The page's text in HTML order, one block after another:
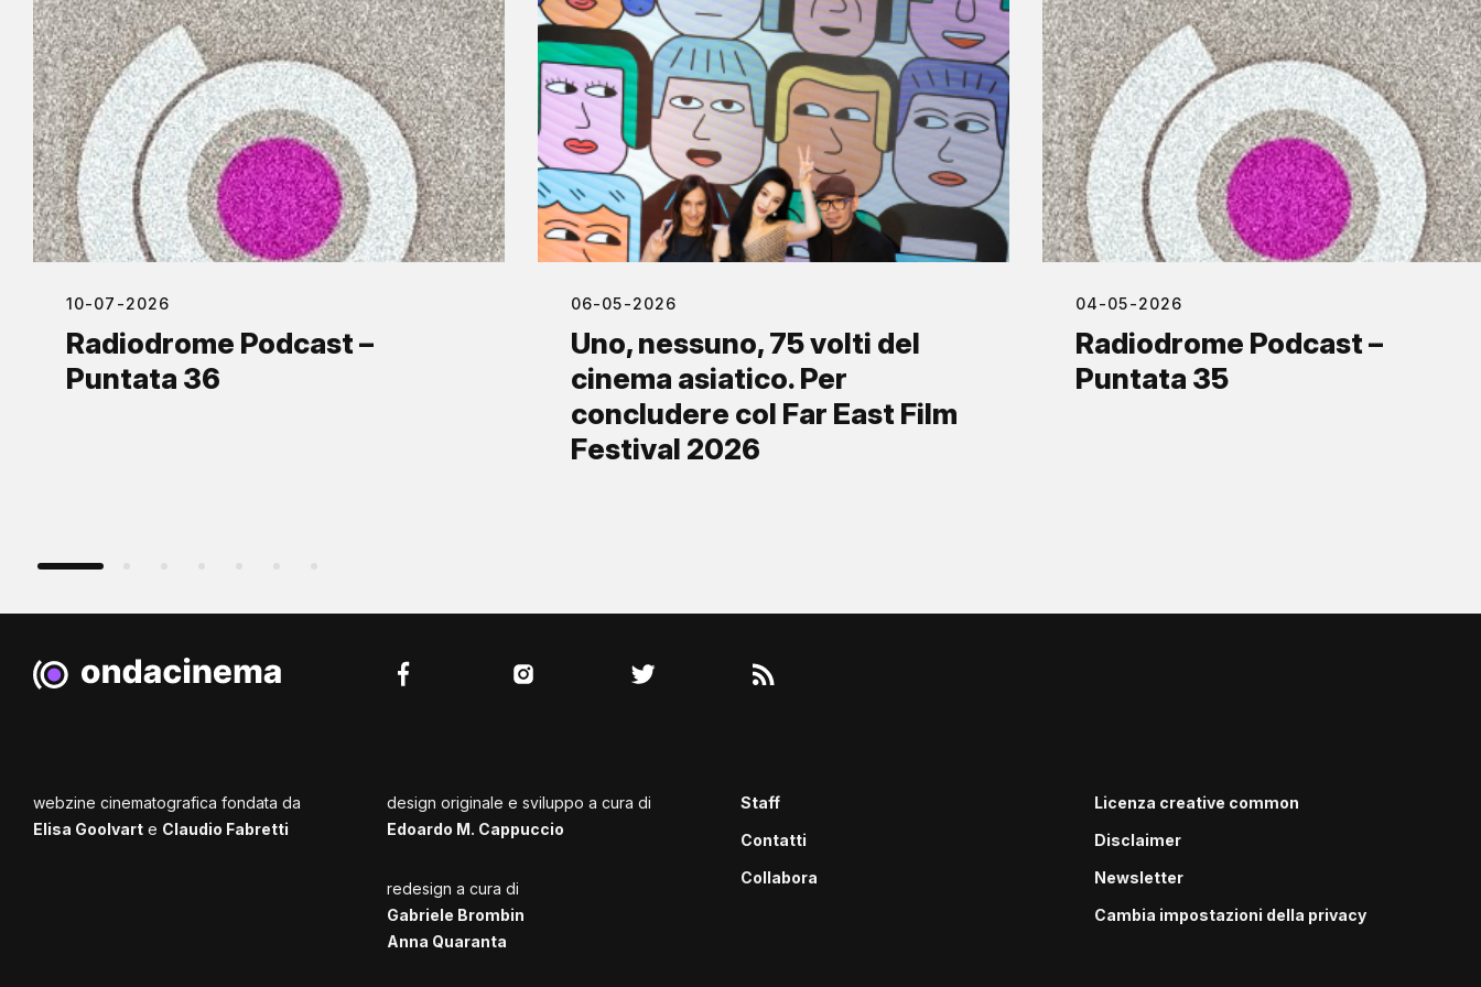
10-07-2026
Radiodrome Podcast –
Puntata 36
06-05-2026
Uno, nessuno, 75 volti del
cinema asiatico. Per
concludere col Far East Film
Festival 2026
04-05-2026
Radiodrome Podcast –
Puntata 35
webzine cinematografica fondata da
Elisa Goolvart e Claudio Fabretti
design originale e sviluppo a cura di
Edoardo M. Cappuccio
redesign a cura di
Gabriele Brombin
Anna Quaranta
Staff
Contatti
Collabora
Licenza creative common
Disclaimer
Newsletter
Cambia impostazioni della privacy